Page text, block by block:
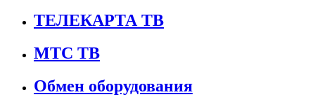
ТЕЛЕКАРТА ТВ
МТС ТВ
Обмен оборудования